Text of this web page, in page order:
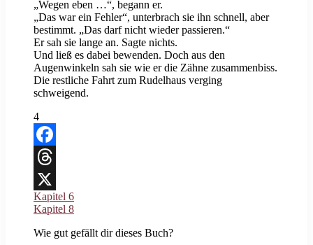
„Wegen eben …“, begann er.
„Das war ein Fehler“, unterbrach sie ihn schnell, aber
bestimmt. „Das darf nicht wieder passieren.“
Er sah sie lange an. Sagte nichts.
Und ließ es dabei bewenden. Doch aus den
Augenwinkeln sah sie wie er die Zähne zusammenbiss.
Die restliche Fahrt zum Rudelhaus verging
schweigend.
4
Facebook
Threads
X
Kapitel 6
Kapitel 8
Wie gut gefällt dir dieses Buch?